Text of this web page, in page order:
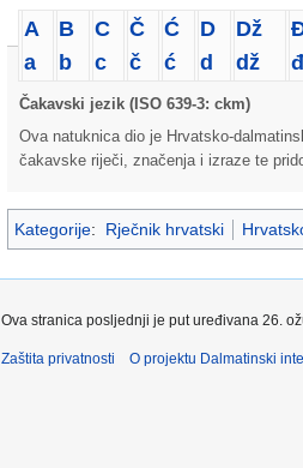
A
a
B
b
C
c
Č
č
Ć
ć
D
d
Dž
dž
đ
Čakavski jezik (ISO 639-3: ckm)
Ova natuknica dio je Hrvatsko-
čakavske riječi, značenja i izraze te
Kategorije: Rječnik hrvatski
Ova stranica posljednji je put uređivana 26.
Zaštita privatnosti O projektu Dalmatinski